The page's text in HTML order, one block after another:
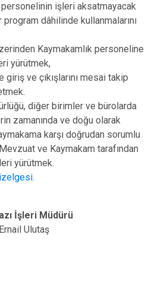
personelinin işleri aksatmayacak
dâhilinde kullanmalarını
Kaymakamlık personeline
yürütmek,
ve çıkışlarını mesai takip
diğer birimler ve bürolarda
zamanında ve doğu olarak
karşı doğrudan sorumlu
Mevzuat ve Kaymakam tarafından
yürütmek.
İşleri Müdürü
Ernail Ulutaş